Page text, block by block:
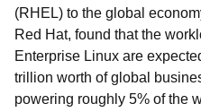
(RHEL) to the global
Red Hat, found that the
Enterprise Linux are
trillion worth of global
powering roughly 5% of the